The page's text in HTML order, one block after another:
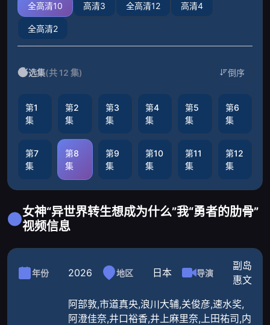
全高清10 高清3 全高清12 高清4
全高清2
选集(共 12 集) 倒序
第1
集
第2
集
第3
集
第4
集
第5
集
第6
集
第7
集
第8
集
第9
集
第10
集
第11
集
第12
集
女神“异世界转生想成为什么”我“勇者的肋骨”
视频信息
年份 2026 地区 日本 导演
副岛
惠文
阿部敦,市道真央,浪川大辅,关俊彦,速水奖,
阿澄佳奈,井口裕香,井上麻里奈,上田祐司,内